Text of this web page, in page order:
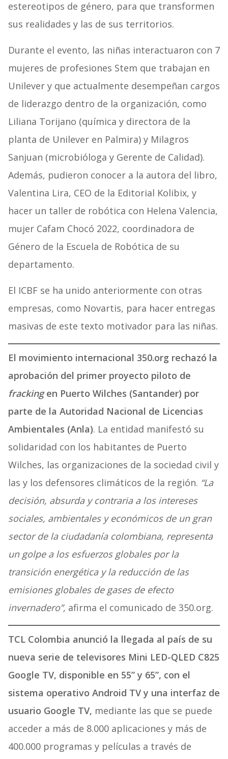
estereotipos de género, para que transformen
sus realidades y las de sus territorios.
Durante el evento, las niñas interactuaron con 7
mujeres de profesiones Stem que trabajan en
Unilever y que actualmente desempeñan cargos
de liderazgo dentro de la organización, como
Liliana Torijano (química y directora de la
planta de Unilever en Palmira) y Milagros
Sanjuan (microbióloga y Gerente de Calidad).
Además, pudieron conocer a la autora del libro,
Valentina Lira, CEO de la Editorial Kolibix, y
hacer un taller de robótica con Helena Valencia,
mujer Cafam Chocó 2022, coordinadora de
Género de la Escuela de Robótica de su
departamento.
El ICBF se ha unido anteriormente con otras
empresas, como Novartis, para hacer entregas
masivas de este texto motivador para las niñas.
El movimiento internacional 350.org rechazó la
aprobación del primer proyecto piloto de
frackingen Puerto Wilches (Santander) por
parte de la Autoridad Nacional de Licencias
Ambientales (Anla). La entidad manifestó su
solidaridad con los habitantes de Puerto
Wilches, las organizaciones de la sociedad civil y
las y los defensores climáticos de la región. “La
decisión, absurda y contraria a los intereses
sociales, ambientales y económicos de un gran
sector de la ciudadanía colombiana, representa
un golpe a los esfuerzos globales por la
transición energética y la reducción de las
emisiones globales de gases de efecto
invernadero”, afirma el comunicado de 350.org.
TCL Colombia anunció la llegada al país de su
nueva serie de televisores Mini LED-QLED C825
Google TV, disponible en 55” y 65”, con el
sistema operativo Android TV y una interfaz de
usuario Google TV, mediante las que se puede
acceder a más de 8.000 aplicaciones y más de
400.000 programas y películas a través de